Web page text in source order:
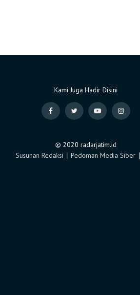
Kami Juga Hadir Disini
© 2020 radarjatim.id
Susunan Redaksi ∣ Pedoman Media Siber∣